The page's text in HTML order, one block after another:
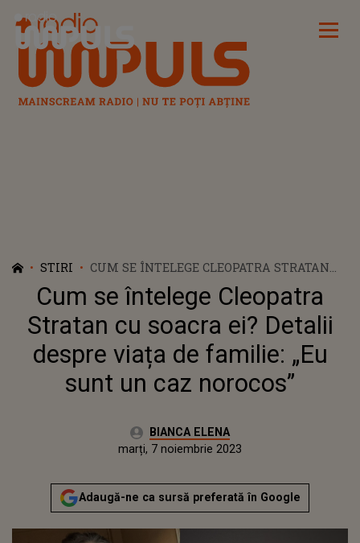
Radio Impuls
STIRI
CUM SE ÎNTELEGE CLEOPATRA STRATAN
CU SOACRA EI? DETALII DESPRE VIAȚA DE
FAMILIE: „EU SUNT UN CAZ NOROCOS”
Cum se întelege Cleopatra
Stratan cu soacra ei? Detalii
despre viața de familie: „Eu
sunt un caz norocos”
Autor:BIANCA ELENA
luni, 7 noiembrie 2022Actualizat:
marți, 7 noiembrie 2023
Adaugă-ne ca sursă preferată în Google